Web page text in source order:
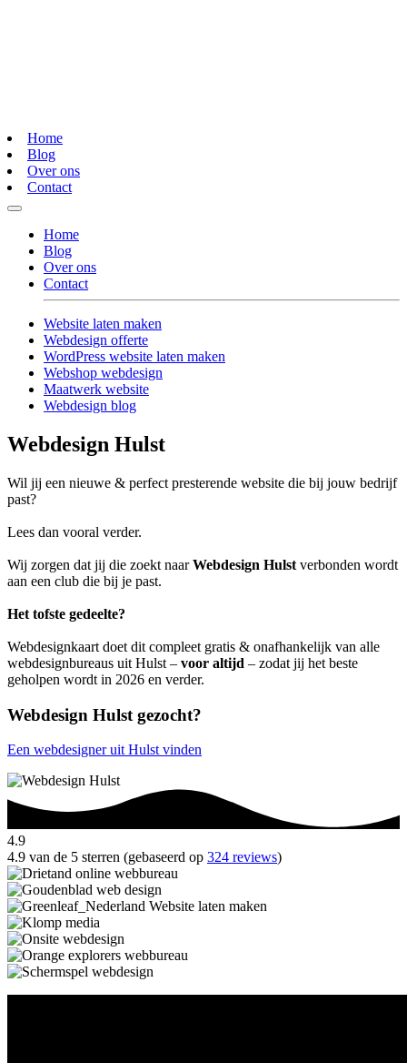
Home
Blog
Over ons
Contact
Home
Blog
Over ons
Contact
Website laten maken
Webdesign offerte
WordPress website laten maken
Webshop webdesign
Maatwerk website
Webdesign blog
Webdesign Hulst
Wil jij een nieuwe & perfect presterende website die bij jouw bedrijf
past?
Lees dan vooral verder.
Wij zorgen dat jij die zoekt naarWebdesign Hulst verbonden wordt
aan een club die bij je past.
Het tofste gedeelte?
Webdesignkaart doet dit compleet gratis & onafhankelijk van alle
webdesignbureaus uit Hulst – voor altijd – zodat jij het beste
geholpen wordt in 2026 en verder.
Webdesign Hulst gezocht?
Een webdesigner uit Hulst vinden
4.9
4.9 van de 5 sterren (gebaseerd op 324 reviews)